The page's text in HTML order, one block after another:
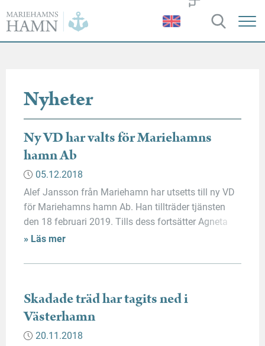
hamn
Nyheter
Ny VD har valts för Mariehamns
hamn Ab
05.12.2018
Alef Jansson från Mariehamn har utsetts till ny VD
för Mariehamns hamn Ab. Han tillträder tjänsten
den 18 februari 2019. Tills dess fortsätter Agneta
Erlandsson-Björklund som bolagets tf VD. Tjänsten
» Läs mer
Skadade träd har tagits ned i
Västerhamn
20.11.2018